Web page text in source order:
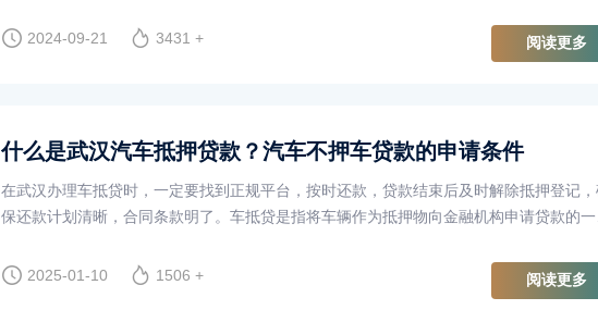
2024-09-21
3431 + 阅读更多
什么是武汉汽车抵押贷款？汽车不押车贷款的申请条件
在武汉办理车抵贷时，一定要找到正规平台，按时还款，贷款结束后及时解除抵押登记，
保还款计划清晰，合同条款明了。车抵贷是指将车辆作为抵押物向金融机构申请贷款的一
2025-01-10
1506 + 阅读更多